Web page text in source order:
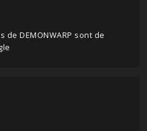
DEMONWARP sont de